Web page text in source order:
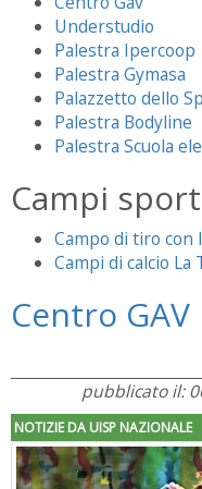
Understudio
Palestra Ipercoop
Palestra Gymasa
Palazzetto dello
Palestra Bodyline
Palestra Scuola
Campi
Campo di tiro con
Campi di calcio La
Centro GAV
pubblicato il:
NOTIZIE DA UISP NAZIONALE